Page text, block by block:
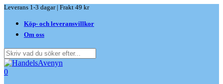
Skip
main
content
Leverans 1-3 dagar | Frakt 49 kr
Köp- och leveransvillkor
Om oss
Close
Search
search
0